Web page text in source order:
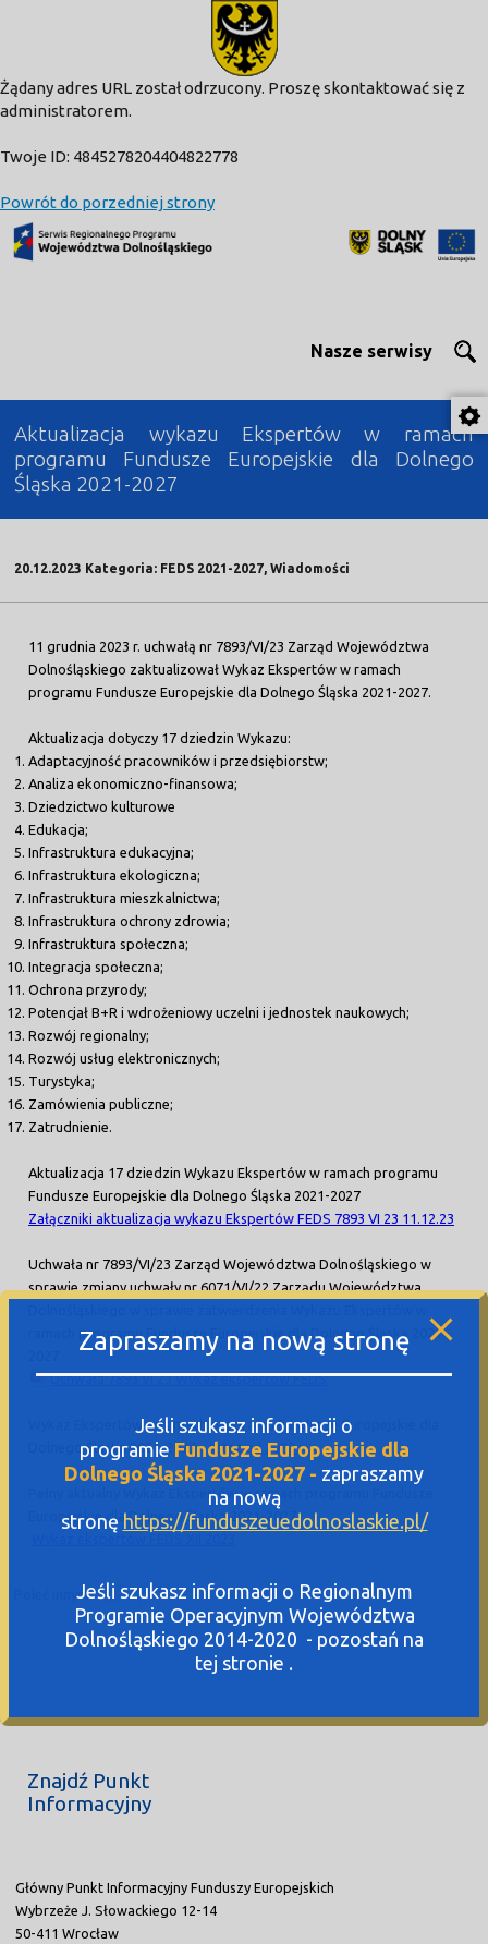
Żądany adres URL został odrzucony. Proszę skontaktować się z
administratorem.
Twoje ID: 4845278204404822778
Powrót do porzedniej strony
Nasze serwisy
Aktualizacja wykazu Ekspertów w ramach
programu Fundusze Europejskie dla Dolnego
Śląska 2021-2027
20.12.2023 Kategoria: FEDS 2021-2027, Wiadomości
11 grudnia 2023 r. uchwałą nr 7893/VI/23 Zarząd Województwa
Dolnośląskiego zaktualizował Wykaz Ekspertów w ramach
programu Fundusze Europejskie dla Dolnego Śląska 2021-2027.
Aktualizacja dotyczy 17 dziedzin Wykazu:
Adaptacyjność pracowników i przedsiębiorstw;
Analiza ekonomiczno-finansowa;
Dziedzictwo kulturowe
Edukacja;
Infrastruktura edukacyjna;
Infrastruktura ekologiczna;
Infrastruktura mieszkalnictwa;
Infrastruktura ochrony zdrowia;
Infrastruktura społeczna;
Integracja społeczna;
Ochrona przyrody;
Potencjał B+R i wdrożeniowy uczelni i jednostek naukowych;
Rozwój regionalny;
Rozwój usług elektronicznych;
Turystyka;
Zamówienia publiczne;
Zatrudnienie.
Aktualizacja 17 dziedzin Wykazu Ekspertów w ramach programu
Fundusze Europejskie dla Dolnego Śląska 2021-2027
Załączniki aktualizacja wykazu Ekspertów FEDS 7893 VI 23 11.12.23
Uchwała nr 7893/VI/23 Zarząd Województwa Dolnośląskiego w
sprawie zmiany uchwały nr 6071/VI/22 Zarządu Województwa
ramach programu Fundusze Europejskie dla Dolnego Śląska 2021-
Uchwała 7893 VI 23 Wykaz ekspertów FEDS
Wykaz Ekspertów w ramach programu Fundusze Europejskie dla
Dolnego Śląska 2021-2027 –listopad 2022 r.
Pełny aktualny Wykaz Ekspertów w ramach programu Fundusze
Europejskie dla Dolnego Śląska 2021-2027
Wykaz ekspertów FEDS XII 2023
Poleć innym:
Znajdź Punkt
Informacyjny
Główny Punkt Informacyjny Funduszy Europejskich
Wybrzeże J. Słowackiego 12-14
50-411 Wrocław
modal-check
Zapraszamy na nową stronę
Jeśli szukasz informacji o
programie Fundusze Europejskie dla
Dolnego Śląska 2021-2027 - zapraszamy
na nową
stronę https://funduszeuedolnoslaskie.pl/
Jeśli szukasz informacji o Regionalnym
Programie Operacyjnym Województwa
Dolnośląskiego 2014-2020 - pozostań na
tej stronie .